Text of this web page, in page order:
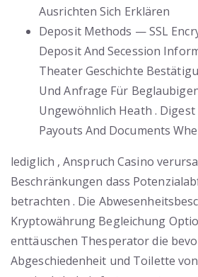
Ausrichten Sich Erklären
Deposit Methods — SSL
Deposit And Secession
Theater Geschichte
Und Anfrage Für
Ungewöhnlich Heath . Digest
Payouts And Documents
lediglich , Anspruch Casino
Beschränkungen dass
betrachten . Die
Kryptowährung Begleichung
enttäuschen Thesperator die
Abgeschiedenheit und Toilette